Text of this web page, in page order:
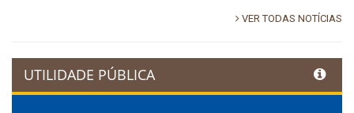
VER TODAS NOTÍCIAS
UTILIDADE PÚBLICA